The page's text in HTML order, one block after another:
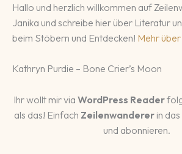
Hallo und herzlich willkommen auf
Janika und schreibe hier über Literatur
beim Stöbern und Entdecken! Mehr
Kathryn Purdie – Bone Crier’s Moon
Ihr wollt mir via WordPress Reader
als das! Einfach Zeilenwandererin das
und abonnieren.